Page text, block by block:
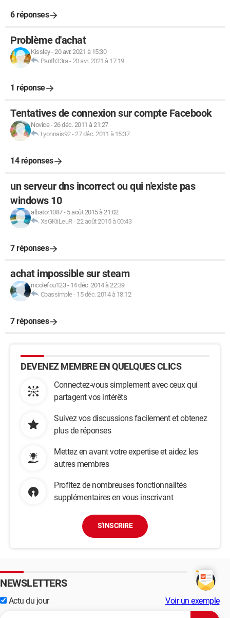
6 réponses
Problème d'achat
Kissley-20 avr. 2021 à 15:30
Panth33ra -20 avr. 2021 à 17:19
1 réponse
Tentatives de connexion sur compte Facebook
Novice-26 déc. 2011 à 21:27
Lyonnais92-27 déc. 2011 à 15:37
14 réponses
un serveur dns incorrect ou qui n'existe pas
windows 10
albator1087- 5 août 2015 à 21:02
XsGKiiLeuR-22 août 2015 à 00:43
7 réponses
achat impossible sur steam
nicolefou123- 14 déc. 2014 à 22:39
Cpassimple- 15 déc. 2014 à 18:12
7 réponses
DEVENEZ MEMBRE EN QUELQUES CLICS
Connectez-vous simplement avec ceux qui
partagent vos intérêts
Suivez vos discussions facilement et obtenez
plus de réponses
Mettez en avant votre expertise et aidez les
autres membres
Profitez de nombreuses fonctionnalités
supplémentaires en vous inscrivant
S'INSCRIRE
NEWSLETTERS
Actu du jour Voir un exemple